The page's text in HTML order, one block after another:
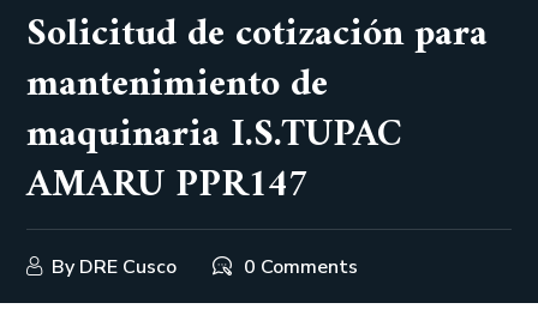
Solicitud de cotización para
mantenimiento de
maquinaria I.S.TUPAC
AMARU PPR147
By DRE Cusco 0 Comments